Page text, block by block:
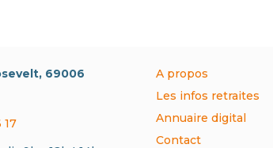
69006
17
A propos
Les infos retraites
Annuaire digital
Contact